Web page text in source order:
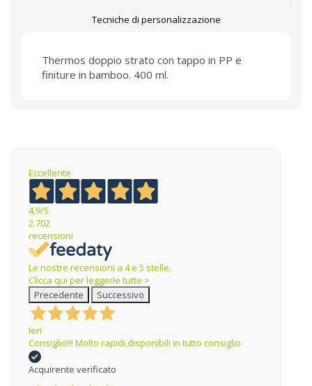
Tecniche di personalizzazione
Thermos doppio strato con tappo in PP e
finiture in bamboo. 400 ml.
Eccellente
4,9/5
2.702
recensioni
Le nostre recensioni a 4 e 5 stelle.
Clicca qui per leggerle tutte >
Precedente
Successivo
Ieri
Consiglio!!! Molto rapidi,disponibili in tutto consiglio
Acquirente verificato